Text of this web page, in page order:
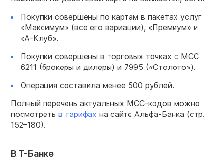
Покупки совершены по картам в пакетах услуг
«Максимум» (все его вариации), «Премиум» и
«А-Клуб».
Покупки совершены в торговых точках с MCC
6211 (брокеры и дилеры) и 7995 («Столото»).
Операция составила менее 500 рублей.
Полный перечень актуальных MCC-кодов можно
посмотреть в тарифах на сайте Альфа-Банка (стр.
152–180).
В Т-Банке